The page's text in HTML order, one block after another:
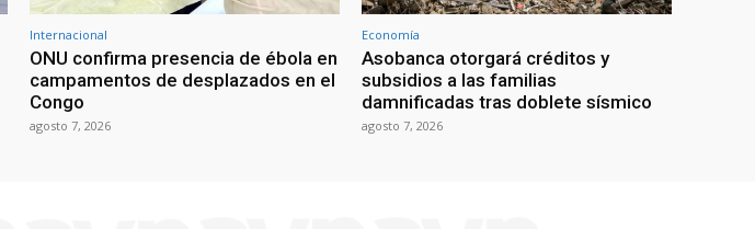
Internacional
ONU confirma presencia de ébola en
campamentos de desplazados en el
Congo
agosto 7, 2026
Economía
Asobanca otorgará créditos y
subsidios a las familias
damnificadas tras doblete sísmico
agosto 7, 2026